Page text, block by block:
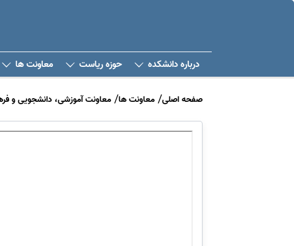
درباره دانشکده حوزه ریاست معاونت ها
صفحه اصلی معاونت ها معاونت آموزشی، دانشجویی و